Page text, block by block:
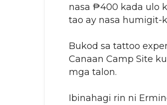
nasa ₱400 kada ulo
tao ay nasa humigit-
Bukod sa tattoo
Canaan Camp Site
mga talon.
Ibinahagi rin ni